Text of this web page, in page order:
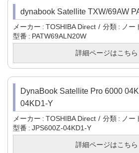
dynabook Satellite TXW/69AW
メーカー TOSHIBA Direct 分類
ノー
型番
PATW69ALN20W
詳細ページはこちら
DynaBook Satellite Pro 6000
04KD1-Y
メーカー TOSHIBA Direct 分類
ノー
型番
JPS600Z-04KD1-Y
詳細ページはこちら